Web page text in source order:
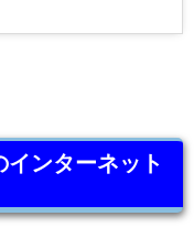
ンターネット